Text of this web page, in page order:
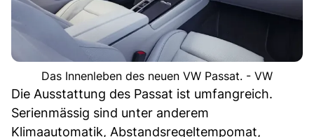
Das Innenleben des neuen VW Passat. - VW
Die Ausstattung des Passat ist umfangreich.
Serienmässig sind unter anderem
Klimaautomatik, Abstandsregeltempomat,